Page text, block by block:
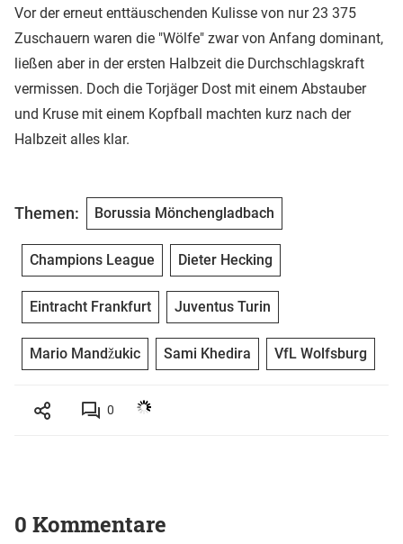
Vor der erneut enttäuschenden Kulisse von nur 23 375
Zuschauern waren die "Wölfe" zwar von Anfang dominant,
ließen aber in der ersten Halbzeit die Durchschlagskraft
vermissen. Doch die Torjäger Dost mit einem Abstauber
und Kruse mit einem Kopfball machten kurz nach der
Halbzeit alles klar.
Themen: Borussia Mönchengladbach
Champions League Dieter Hecking
Eintracht Frankfurt Juventus Turin
Mario Mandžukic Sami Khedira VfL Wolfsburg
0
0 Kommentare